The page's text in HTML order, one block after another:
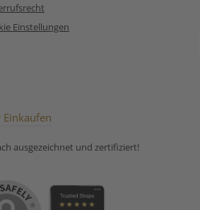
Einstellungen
Einkaufen
ausgezeichnet und zertifiziert!